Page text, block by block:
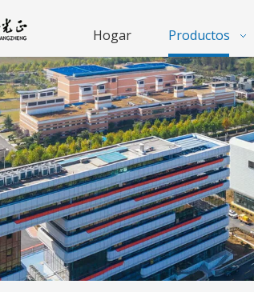
Hogar Productos